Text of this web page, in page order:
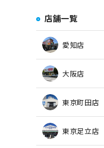
店舗一覧
愛知店
大阪店
東京町田店
東京足立店